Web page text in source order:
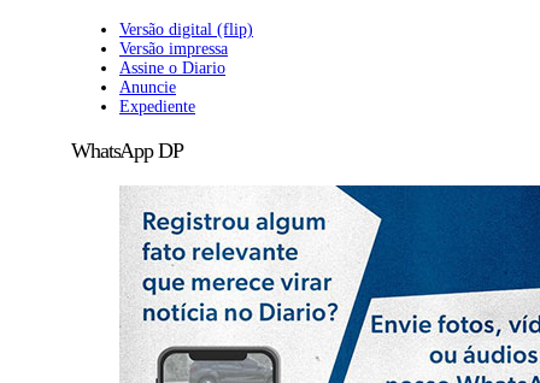
Versão digital (flip)
Versão impressa
Assine o Diario
Anuncie
Expediente
WhatsApp DP